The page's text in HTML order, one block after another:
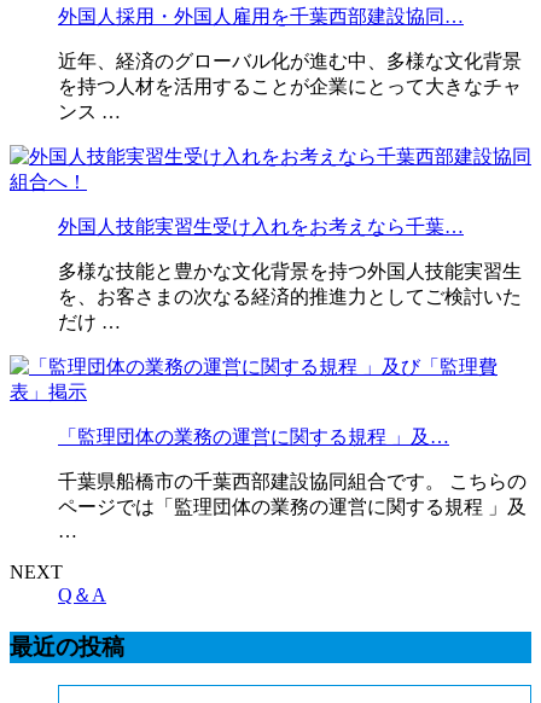
外国人採用・外国人雇用を千葉西部建設協同…
近年、経済のグローバル化が進む中、多様な文化背景
を持つ人材を活用することが企業にとって大きなチャ
ンス …
外国人技能実習生受け入れをお考えなら千葉…
多様な技能と豊かな文化背景を持つ外国人技能実習生
を、お客さまの次なる経済的推進力としてご検討いた
だけ …
「監理団体の業務の運営に関する規程 」及…
千葉県船橋市の千葉西部建設協同組合です。 こちらの
ページでは「監理団体の業務の運営に関する規程 」及
…
NEXT
Q＆A
最近の投稿